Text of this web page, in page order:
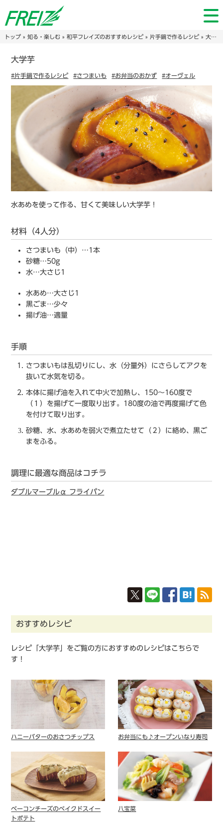
トップ» 知る・楽しむ» 和平フレイズのおすすめレシピ» 片手鍋で作るレシピ» 大学芋
大学芋
#片手鍋で作るレシピ #さつまいも #お弁当のおかず #オーヴェル
水あめを使って作る、甘くて美味しい大学芋！
材料（4人分）
さつまいも（中）…1本
砂糖…50g
水…大さじ1
水あめ…大さじ1
黒ごま…少々
揚げ油…適量
手順
さつまいもは乱切りにし、水（分量外）にさらしてアクを
抜いて水気を切る。
本体に揚げ油を入れて中火で加熱し、150〜160度で
（１）を揚げて一度取り出す。180度の油で再度揚げて色
を付けて取り出す。
砂糖、水、水あめを弱火で煮立たせて（２）に絡め、黒ご
まをふる。
調理に最適な商品はコチラ
ダブルマーブルα フライパン
おすすめレシピ
レシピ「大学芋」をご覧の方におすすめのレシピはこちらで
す！
ハニーバターのおさつチップス お弁当にも♪オープンいなり寿司
ベーコンチーズのベイクドスイー
トポテト
八宝菜